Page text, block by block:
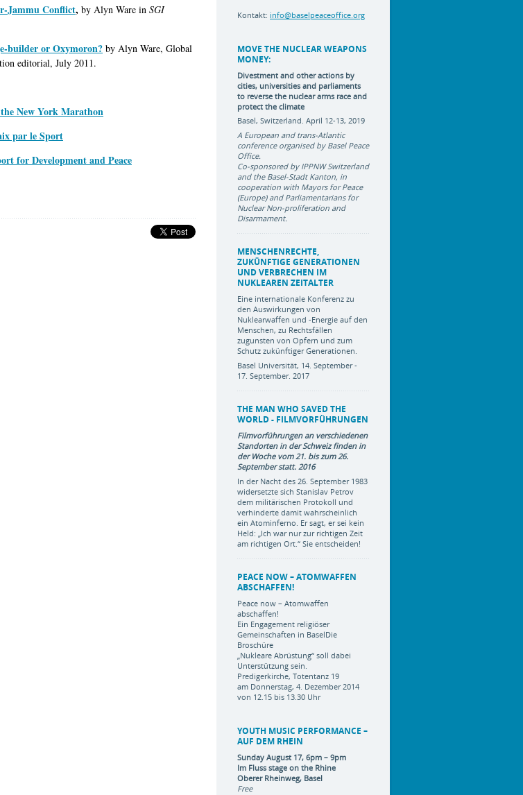
Kontakt: info@baselpeaceoffice.org
MOVE THE NUCLEAR WEAPONS
MONEY:
Divestment and other actions by
cities, universities and parliaments
to reverse the nuclear arms race and
protect the climate
Basel, Switzerland. April 12-13, 2019
A European and trans-Atlantic
conference organised by Basel Peace
Office.
Co-sponsored by IPPNW Switzerland
and the Basel-Stadt Kanton, in
cooperation with Mayors for Peace
(Europe) and Parliamentarians for
Nuclear Non-proliferation and
Disarmament.
MENSCHENRECHTE,
ZUKÜNFTIGE GENERATIONEN
UND VERBRECHEN IM
NUKLEAREN ZEITALTER
Eine internationale Konferenz zu
den Auswirkungen von
Nuklearwaffen und -Energie auf den
Menschen, zu Rechtsfällen
zugunsten von Opfern und zum
Schutz zukünftiger Generationen.
Basel Universität, 14. September -
17. September. 2017
THE MAN WHO SAVED THE
WORLD - FILMVORFÜHRUNGEN
Filmvorführungen an verschiedenen
Standorten in der Schweiz finden in
der Woche vom 21. bis zum 26.
September statt. 2016
In der Nacht des 26. September 1983
widersetzte sich Stanislav Petrov
dem militärischen Protokoll und
verhinderte damit wahrscheinlich
ein Atominferno. Er sagt, er sei kein
Held: „Ich war nur zur richtigen Zeit
am richtigen Ort.“ Sie entscheiden!
PEACE NOW – ATOMWAFFEN
ABSCHAFFEN!
Peace now – Atomwaffen
abschaffen!
Ein Engagement religiöser
Gemeinschaften in BaselDie
Broschüre
„Nukleare Abrüstung“ soll dabei
Unterstützung sein.
Predigerkirche, Totentanz 19
am Donnerstag, 4. Dezember 2014
von 12.15 bis 13.30 Uhr
YOUTH MUSIC PERFORMANCE –
AUF DEM RHEIN
Sunday August 17, 6pm – 9pm
Im Fluss stage on the Rhine
Oberer Rheinweg, Basel
Free
Jammu Conflict, by Alyn Ware in SGI
builder or Oxymoron? by Alyn Ware, Global
editorial, July 2011.
New York Marathon
par le Sport
for Development and Peace